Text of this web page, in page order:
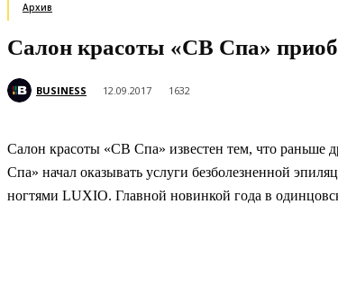
Архив
Салон красоты «СВ Спа»
BUSINESS 12.09.2017 1632
Салон красоты «СВ Спа» известен тем, что раньше
Спа» начал оказывать услуги безболезненной
ногтями LUXIO. Главной новинкой года в